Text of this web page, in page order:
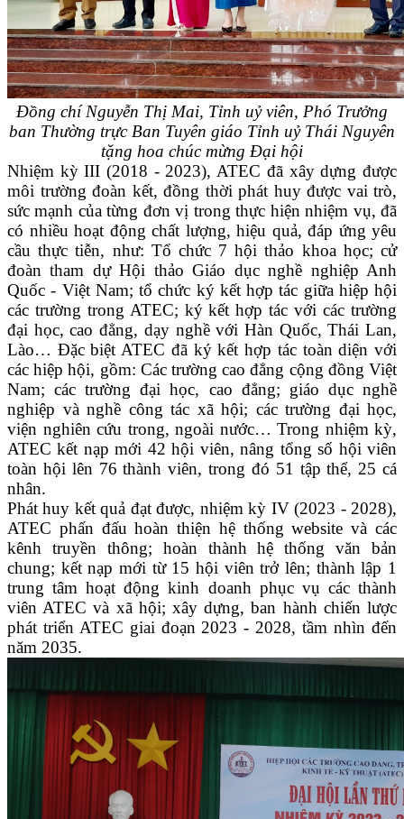
Đồng chí Nguyễn Thị Mai, Tỉnh uỷ viên, Phó Trưởng
ban Thường trực Ban Tuyên giáo Tỉnh uỷ Thái Nguyên
tặng hoa chúc mừng Đại hội
Nhiệm kỳ III (2018 - 2023), ATEC đã xây dựng được
môi trường đoàn kết, đồng thời phát huy được vai trò,
sức mạnh của từng đơn vị trong thực hiện nhiệm vụ, đã
có nhiều hoạt động chất lượng, hiệu quả, đáp ứng yêu
cầu thực tiễn, như: Tổ chức 7 hội thảo khoa học; cử
đoàn tham dự Hội thảo Giáo dục nghề nghiệp Anh
Quốc - Việt Nam; tổ chức ký kết hợp tác giữa hiệp hội
các trường trong ATEC; ký kết hợp tác với các trường
đại học, cao đẳng, dạy nghề với Hàn Quốc, Thái Lan,
Lào… Đặc biệt ATEC đã ký kết hợp tác toàn diện với
các hiệp hội, gồm: Các trường cao đẳng cộng đồng Việt
Nam; các trường đại học, cao đẳng; giáo dục nghề
nghiệp và nghề công tác xã hội; các trường đại học,
viện nghiên cứu trong, ngoài nước… Trong nhiệm kỳ,
ATEC kết nạp mới 42 hội viên, nâng tổng số hội viên
toàn hội lên 76 thành viên, trong đó 51 tập thể, 25 cá
nhân.
Phát huy kết quả đạt được, nhiệm kỳ IV (2023 - 2028),
ATEC phấn đấu hoàn thiện hệ thống website và các
kênh truyền thông; hoàn thành hệ thống văn bản
chung; kết nạp mới từ 15 hội viên trở lên; thành lập 1
trung tâm hoạt động kinh doanh phục vụ các thành
viên ATEC và xã hội; xây dựng, ban hành chiến lược
phát triển ATEC giai đoạn 2023 - 2028, tầm nhìn đến
năm 2035.